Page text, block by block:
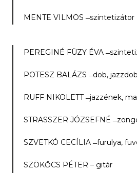
MENTE VILMOS ­­ ̶ szintetizátor
PEREGINÉ FÜZY ÉVA
POTESZ BALÁZS­­ ̶ dob, jazzdob
RUFF NIKOLETT ­­ ̶ jazzének,
STRASSZER JÓZSEFNÉ­­
SZVETKÓ CECÍLIA­­ ̶ furulya,
SZÖKŐCS PÉTER – gitár